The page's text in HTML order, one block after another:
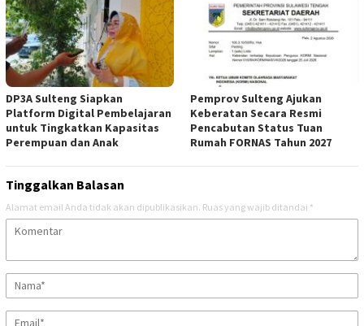
DP3A Sulteng Siapkan
Platform Digital Pembelajaran
untuk Tingkatkan Kapasitas
Perempuan dan Anak
Pemprov Sulteng Ajukan
Keberatan Secara Resmi
Pencabutan Status Tuan
Rumah FORNAS Tahun 2027
Tinggalkan Balasan
Alamat email Anda tidak akan dipublikasikan. Ruas yang wajib ditandai *